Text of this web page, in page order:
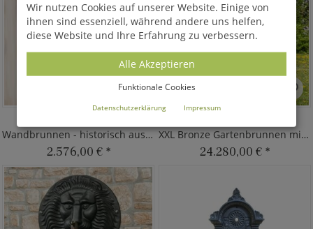
Wandbrunnen - historisch aus Eisen
2.576,00 € *
XXL Bronze Gartenbrunnen mit Engel
24.280,00 € *
Wir nutzen Cookies auf unserer Website. Einige von
ihnen sind essenziell, während andere uns helfen,
diese Website und Ihre Erfahrung zu verbessern.
Alle Akzeptieren
Funktionale Cookies
Datenschutzerklärung Impressum